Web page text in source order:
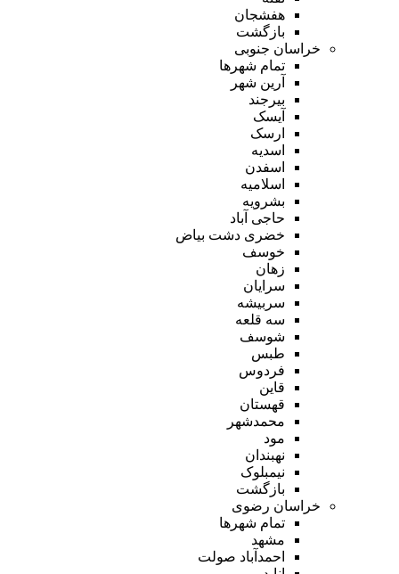
هفشجان
بازگشت
خراسان جنوبی
تمام شهر‌ها
آرین شهر
بیرجند
آیسک
ارسک
اسدیه
اسفدن
اسلامیه
بشرویه
حاجی آباد
خضری دشت بیاض
خوسف
زهان
سرایان
سربیشه
سه قلعه
شوسف
طبس
فردوس
قاین
قهستان
محمدشهر
مود
نهبندان
نیمبلوک
بازگشت
خراسان رضوی
تمام شهر‌ها
مشهد
احمدآباد صولت